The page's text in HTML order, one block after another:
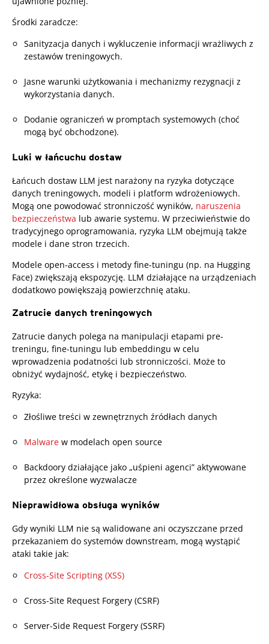
Środki zaradcze:
Sanityzacja danych i wykluczenie informacji wrażliwych z
zestawów treningowych.
Jasne warunki użytkowania i mechanizmy rezygnacji z
wykorzystania danych.
Dodanie ograniczeń w promptach systemowych (choć
mogą być obchodzone).
Luki w łańcuchu dostaw
Łańcuch dostaw LLM jest narażony na ryzyka dotyczące
danych treningowych, modeli i platform wdrożeniowych.
Mogą one powodować stronniczość wyników, naruszenia
bezpieczeństwa lub awarie systemu. W przeciwieństwie do
tradycyjnego oprogramowania, ryzyka LLM obejmują także
modele i dane stron trzecich.
Modele open-access i metody fine-tuningu (np. na Hugging
Face) zwiększają ekspozycję. LLM działające na urządzeniach
dodatkowo powiększają powierzchnię ataku.
Zatrucie danych treningowych
Zatrucie danych polega na manipulacji etapami pre-
treningu, fine-tuningu lub embeddingu w celu
wprowadzenia podatności lub stronniczości. Może to
obniżyć wydajność, etykę i bezpieczeństwo.
Ryzyka:
Złośliwe treści w zewnętrznych źródłach danych
Malware w modelach open source
Backdoory działające jako „uśpieni agenci” aktywowane
przez określone wyzwalacze
Nieprawidłowa obsługa wyników
Gdy wyniki LLM nie są walidowane ani oczyszczane przed
przekazaniem do systemów downstream, mogą wystąpić
ataki takie jak:
Cross-Site Scripting (XSS)
Cross-Site Request Forgery (CSRF)
Server-Side Request Forgery (SSRF)